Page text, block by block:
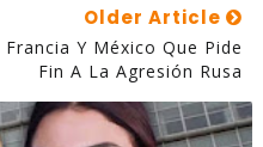
Older Article
Y México Que Pide
Fin A La Agresión Rusa